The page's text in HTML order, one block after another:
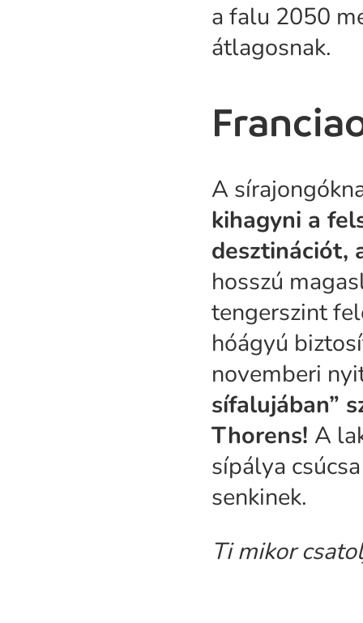
a falu 2050
átlagosnak.
A
kihagyni a
desztinációt,
hosszú
tengerszint
hóágyú
novemberi
sífalujában”
Thorens! A
sípálya
senkinek.
Ti mikor